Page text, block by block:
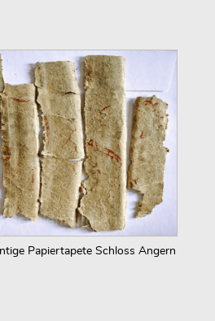
Papiertapete Schloss Angern